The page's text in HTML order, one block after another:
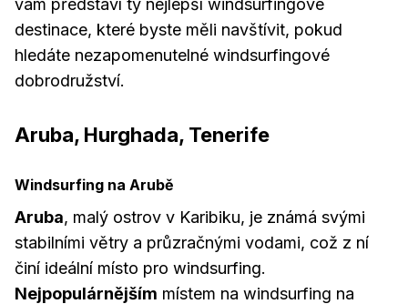
vám představí ty nejlepší windsurfingové
destinace, které byste měli navštívit, pokud
hledáte nezapomenutelné windsurfingové
dobrodružství.
Aruba, Hurghada, Tenerife
Windsurfing na Arubě
Aruba, malý ostrov v Karibiku, je známá svými
stabilními větry a průzračnými vodami, což z ní
činí ideální místo pro windsurfing.
Nejpopulárnějším místem na windsurfing na